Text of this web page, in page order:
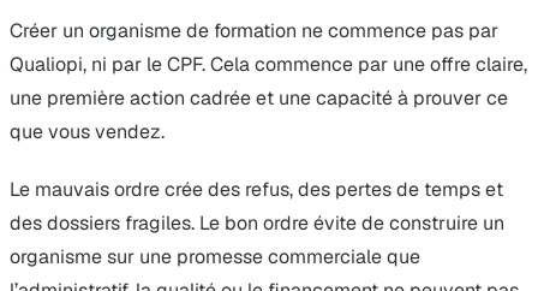
Créer un organisme de formation ne commence pas par
Qualiopi, ni par le CPF. Cela commence par une offre claire,
une première action cadrée et une capacité à prouver ce
que vous vendez.
Le mauvais ordre crée des refus, des pertes de temps et
des dossiers fragiles. Le bon ordre évite de construire un
organisme sur une promesse commerciale que